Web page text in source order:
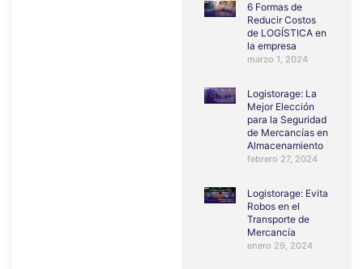
6 Formas de
Reducir Costos
de LOGÍSTICA en
la empresa
marzo 1, 2024
Logistorage: La
Mejor Elección
para la Seguridad
de Mercancías en
Almacenamiento
febrero 27, 2024
Logistorage: Evita
Robos en el
Transporte de
Mercancía
enero 29, 2024